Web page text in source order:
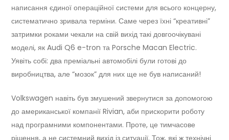
написання єдиної операційної системи для всього концерну,
систематично зривала терміни. Саме через їхні “креативні”
затримки роками чекали на свій вихід такі довгоочікувані
моделі, як Audi Q6 e-tron та Porsche Macan Electric.
Уявіть собі: два преміальні автомобілі були готові до
виробництва, але “мозок” для них ще не був написаний!
Volkswagen навіть був змушений звернутися за допомогою
до американської компанії Rivian, аби прискорити роботу
над програмними компонентами. Проте, це тимчасове
рішення, а не системний вихід із ситуації. Тож, які ж технічні